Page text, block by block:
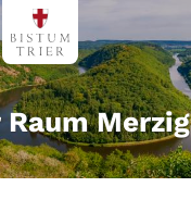
Merzig